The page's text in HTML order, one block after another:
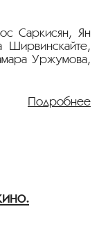
Саркисян, Ян
Уржумова,
Мальчик Реми
по разным
его судьба,
коллекции
программы
Подробнее